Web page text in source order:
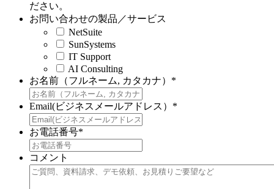
ださい。
お問い合わせの製品／サービス
NetSuite
SunSystems
IT Support
AI Consulting
お名前（フルネーム, カタカナ） *
Email(ビジネスメールアドレス） *
お電話番号*
コメント